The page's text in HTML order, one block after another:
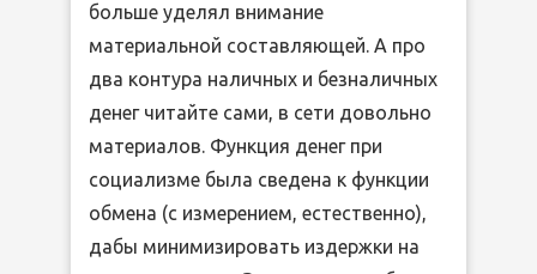
больше уделял внимание
материальной составляющей. А про
два контура наличных и безналичных
денег читайте сами, в сети довольно
материалов. Функция денег при
социализме была сведена к функции
обмена (с измерением, естественно),
дабы минимизировать издержки на